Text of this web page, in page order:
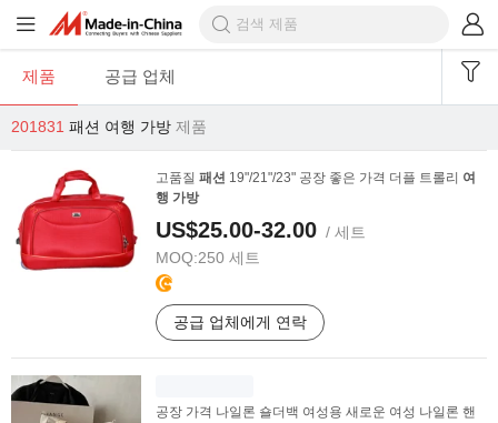
제품 공급 업체
201831 패션 여행 가방 제품
고품질 패션 19"/21"/23" 공장 좋은 가격 더플 트롤리 여
행 가방
US$25.00-32.00 / 세트
MOQ:250 세트
공급 업체에게 연락
공장 가격 나일론 숄더백 여성용 새로운 여성 나일론 핸